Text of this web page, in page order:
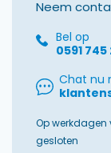
Neem
Bel op
0591 745
Chat nu
Op werkdagen
gesloten